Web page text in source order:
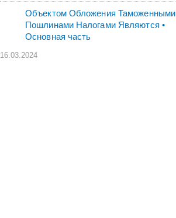
Объектом Обложения Таможенными
Пошлинами Налогами Являются •
Основная часть
16.03.2024